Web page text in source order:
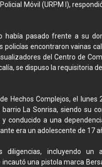
Móvil (URPM I),
había pasado frente a su
encontraron vainas
del Centro de
se dispuso la requisitoria
Hechos Complejos, el lunes
La Sonrisa, siendo su
conducido a una
era un adolescente de 17
diligencias, incluyendo un
una pistola marca